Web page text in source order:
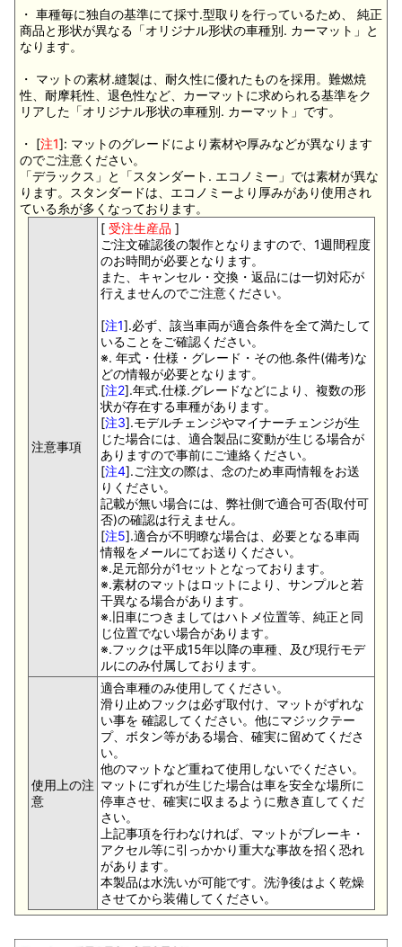
・ 車種毎に独自の基準にて採寸.型取りを行っているため、 純正
商品と形状が異なる「オリジナル形状の車種別. カーマット」と
なります。
・ マットの素材.縫製は、耐久性に優れたものを採用。難燃焼
性、耐摩耗性、退色性など、カーマットに求められる基準をク
リアした「オリジナル形状の車種別. カーマット」です。
・ [注1]: マットのグレードにより素材や厚みなどが異なります
のでご注意ください。
「デラックス」と「スタンダート. エコノミー」では素材が異な
ります。スタンダードは、エコノミーより厚みがあり使用され
ている糸が多くなっております。
注意事項
[ 受注生産品 ]
ご注文確認後の製作となりますので、1週間程度
のお時間が必要となります。
また、キャンセル・交換・返品には一切対応が
行えませんのでご注意ください。
[注1].必ず、該当車両が適合条件を全て満たして
いることをご確認ください。
※. 年式・仕様・グレード・その他.条件(備考)な
どの情報が必要となります。
[注2].年式.仕様.グレードなどにより、複数の形
状が存在する車種があります。
[注3].モデルチェンジやマイナーチェンジが生
じた場合には、適合製品に変動が生じる場合が
ありますので事前にご連絡ください。
[注4].ご注文の際は、念のため車両情報をお送
りください。
記載が無い場合には、弊社側で適合可否(取付可
否)の確認は行えません。
[注5].適合が不明瞭な場合は、必要となる車両
情報をメールにてお送りください。
※.足元部分が1セットとなっております。
※.素材のマットはロットにより、サンプルと若
干異なる場合があります。
※.旧車につきましてはハトメ位置等、純正と同
じ位置でない場合があります。
※.フックは平成15年以降の車種、及び現行モデ
ルにのみ付属しております。
使用上の注
意
適合車種のみ使用してください。
滑り止めフックは必ず取付け、マットがずれな
い事を 確認してください。他にマジックテー
プ、ボタン等がある場合、確実に留めてくださ
い。
他のマットなど重ねて使用しないでください。
マットにずれが生じた場合は車を安全な場所に
停車させ、確実に収まるように敷き直してくだ
さい。
上記事項を行わなければ、マットがブレーキ・
アクセル等に引っかかり重大な事故を招く恐れ
があります。
本製品は水洗いが可能です。洗浄後はよく乾燥
させてから装備してください。